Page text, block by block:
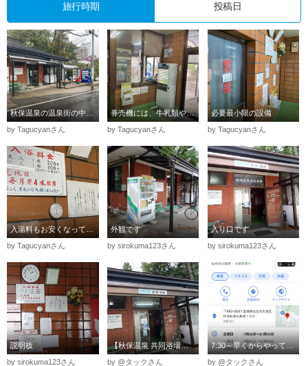
旅行時期 投稿日
秋保温泉の温泉街の中にある
by Tagucyanさん
券売機には、牛乳類や各種アイスのボタンもある
by Tagucyanさん
必要最小限の設備
by Tagucyanさん
by Tagucyanさん
外観です
by sirokuma123さん
入り口です
by sirokuma123さん
説明板
by sirokuma123さん
【秋保温泉 共同浴場】なんか交番風～
by @タックさん
7:30～早くからやってるんで助かります
by @タックさん